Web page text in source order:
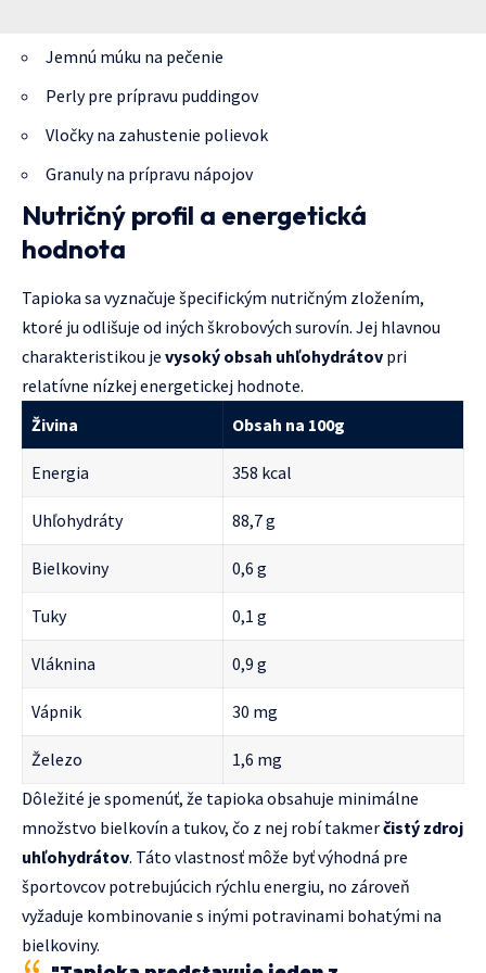
Jemnú múku na pečenie
Perly pre prípravu puddingov
Vločky na zahustenie polievok
Granuly na prípravu nápojov
Nutričný profil a energetická
hodnota
Tapioka sa vyznačuje špecifickým nutričným zložením,
ktoré ju odlišuje od iných škrobových surovín. Jej hlavnou
charakteristikou je vysoký obsah uhľohydrátov pri
relatívne nízkej energetickej hodnote.
Živina
Obsah na 100g
Energia 358 kcal
Uhľohydráty 88,7 g
Bielkoviny 0,6 g
Tuky 0,1 g
Vláknina 0,9 g
Vápnik 30 mg
Železo
1,6 mg
Dôležité je spomenúť, že tapioka obsahuje minimálne
množstvo bielkovín a tukov, čo z nej robí takmerčistý zdroj
uhľohydrátov. Táto vlastnosť môže byť výhodná pre
športovcov potrebujúcich rýchlu energiu, no zároveň
vyžaduje kombinovanie s inými potravinami bohatými na
bielkoviny.